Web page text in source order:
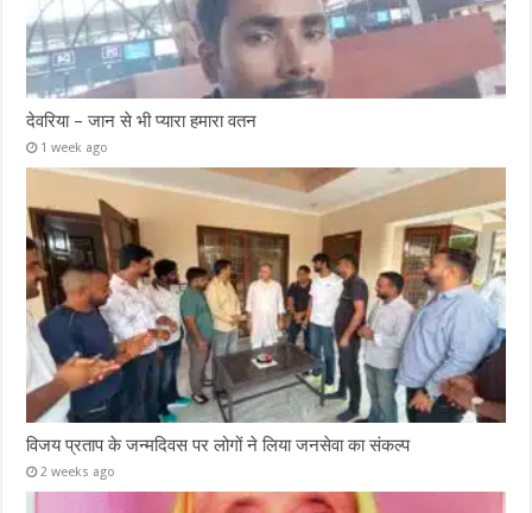
देवरिया – जान से भी प्यारा हमारा वतन
1 week ago
विजय प्रताप के जन्मदिवस पर लोगों ने लिया जनसेवा का संकल्प
2 weeks ago